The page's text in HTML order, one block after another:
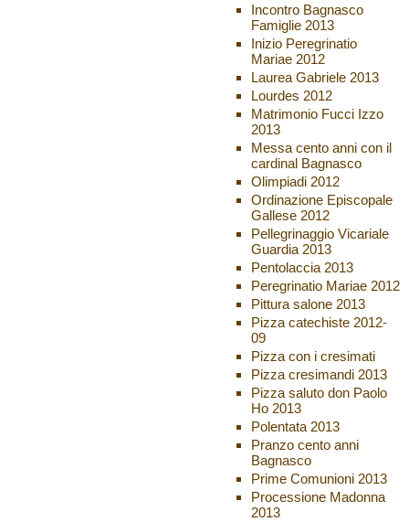
Incontro Bagnasco
Famiglie 2013
Inizio Peregrinatio
Mariae 2012
Laurea Gabriele 2013
Lourdes 2012
Matrimonio Fucci Izzo
2013
Messa cento anni con il
cardinal Bagnasco
Olimpiadi 2012
Ordinazione Episcopale
Gallese 2012
Pellegrinaggio Vicariale
Guardia 2013
Pentolaccia 2013
Peregrinatio Mariae 2012
Pittura salone 2013
Pizza catechiste 2012-
09
Pizza con i cresimati
Pizza cresimandi 2013
Pizza saluto don Paolo
Ho 2013
Polentata 2013
Pranzo cento anni
Bagnasco
Prime Comunioni 2013
Processione Madonna
2013